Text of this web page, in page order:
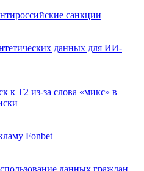
санкции
данных для ИИ-
к Т2 из-за слова «микс» в
Fonbet
данных граждан